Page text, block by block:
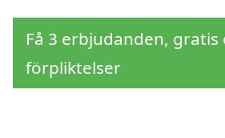
Få 3 erbjudanden, gratis
förpliktelser